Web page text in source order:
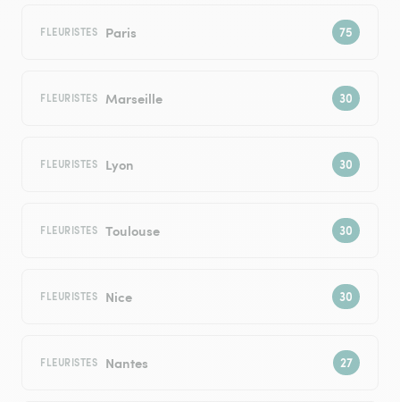
FLEURISTES Paris
FLEURISTES Marseille
FLEURISTES Lyon
FLEURISTES Toulouse
FLEURISTES Nice
FLEURISTES Nantes